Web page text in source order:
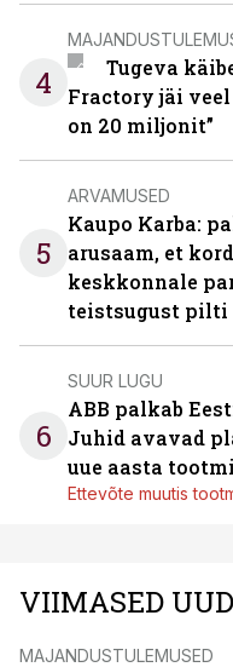
4
Tugeva
Fractory jäi
on 20 miljonit”
5
ARVAMUSED
Kaupo Karba:
arusaam, et
keskkonnale
teistsugust pilti
6
SUUR LUGU
ABB palkab
Juhid avavad
uue aasta
Ettevõte muutis
VIIMASED
MAJANDUSTULEMUSED